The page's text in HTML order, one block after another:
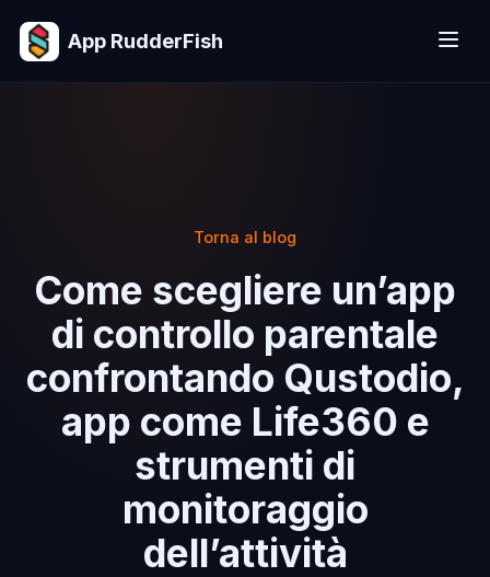
App RudderFish
Torna al blog
Come scegliere un’app
di controllo parentale
confrontando Qustodio,
app come Life360 e
strumenti di
monitoraggio
dell’attività